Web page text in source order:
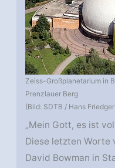
Zeiss-Großplanetarium in
Prenzlauer Berg
(Bild: SDTB / Hans
„Mein Gott, es ist
Diese letzten Worte
David Bowman in